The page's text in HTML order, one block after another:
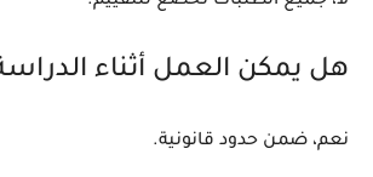
هل يمكن العمل أثناء
نعم، ضمن حدود قانونية.